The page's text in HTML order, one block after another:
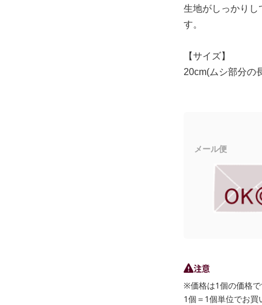
生地がしっかりし
す。
【サイズ】
20cm(ムシ部分の
メール便
注意
※価格は1個の価格
1個＝1個単位でお